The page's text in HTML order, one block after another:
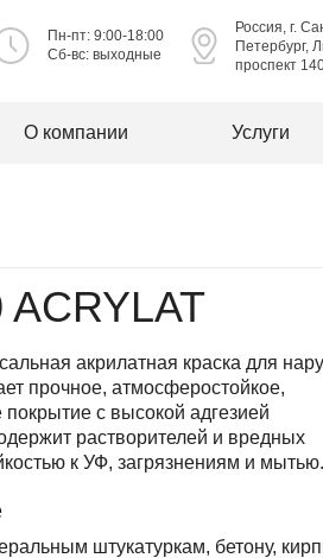
Пн-пт: 9:00-18:00
Сб-вc: выходные
Россия, г.
Петербург,
проспект
О компании Услуги
штукатуркам, бетону,
акрилатная краска для
прочное, атмосферостойкое,
с высокой адгезией
растворителей и вредных
к УФ, загрязнениям и мытью.